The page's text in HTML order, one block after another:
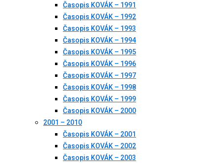
Časopis KOVÁK – 1991
Časopis KOVÁK – 1992
Časopis KOVÁK – 1993
Časopis KOVÁK – 1994
Časopis KOVÁK – 1995
Časopis KOVÁK – 1996
Časopis KOVÁK – 1997
Časopis KOVÁK – 1998
Časopis KOVÁK – 1999
Časopis KOVÁK – 2000
2001 – 2010
Časopis KOVÁK – 2001
Časopis KOVÁK – 2002
Časopis KOVÁK – 2003